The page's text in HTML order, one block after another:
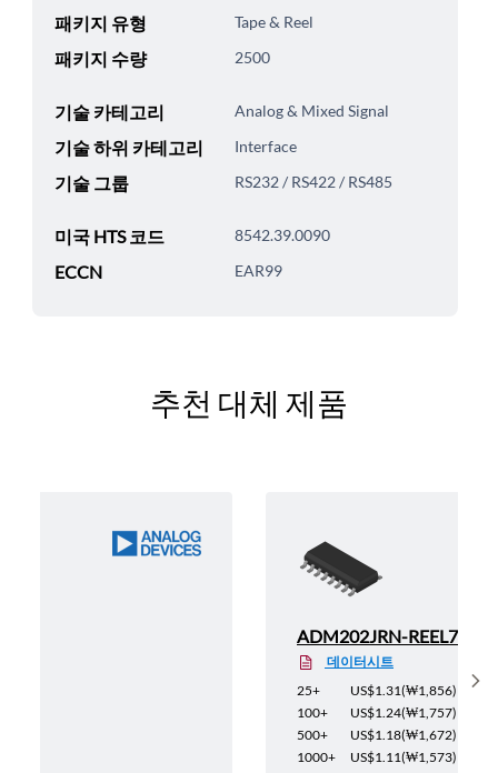
패키지 유형 Tape & Reel
패키지 수량 2500
기술 카테고리 Analog & Mixed Signal
기술 하위 카테고리 Interface
기술 그룹 RS232 / RS422 / RS485
미국 HTS 코드 8542.39.0090
ECCN EAR99
추천 대체 제품
ADM202JRN-REEL7
데이터시트
25+
US$1.31(₩1,856)
100+
US$1.24(₩1,757)
500+
US$1.18(₩1,672)
1000+
US$1.11(₩1,573)